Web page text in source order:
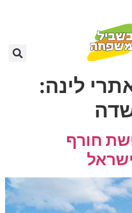
לינה:
חורף